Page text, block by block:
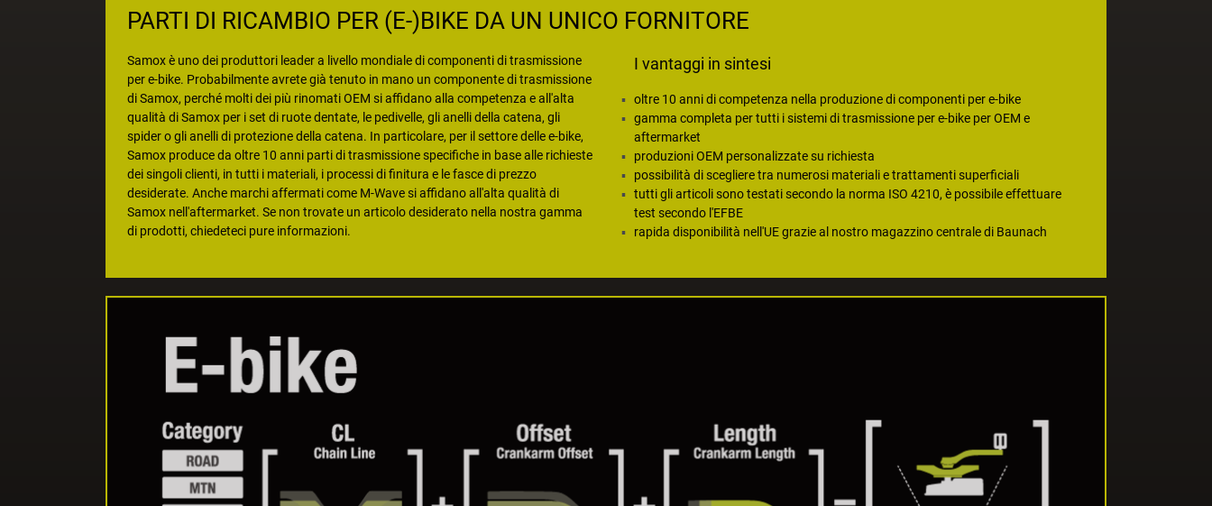
PARTI DI RICAMBIO PER (E-)BIKE DA UN UNICO FORNITORE
Samox è uno dei produttori leader a livello mondiale di componenti di trasmissione
per e-bike. Probabilmente avrete già tenuto in mano un componente di trasmissione
di Samox, perché molti dei più rinomati OEM si affidano alla competenza e all'alta
qualità di Samox per i set di ruote dentate, le pedivelle, gli anelli della catena, gli
spider o gli anelli di protezione della catena. In particolare, per il settore delle e-bike,
Samox produce da oltre 10 anni parti di trasmissione specifiche in base alle richieste
dei singoli clienti, in tutti i materiali, i processi di finitura e le fasce di prezzo
desiderate. Anche marchi affermati come M-Wave si affidano all'alta qualità di
Samox nell'aftermarket. Se non trovate un articolo desiderato nella nostra gamma
di prodotti, chiedeteci pure informazioni.
I vantaggi in sintesi
oltre 10 anni di competenza nella produzione di componenti per e-bike
gamma completa per tutti i sistemi di trasmissione per e-bike per OEM e
aftermarket
produzioni OEM personalizzate su richiesta
possibilità di scegliere tra numerosi materiali e trattamenti superficiali
tutti gli articoli sono testati secondo la norma ISO 4210, è possibile effettuare
test secondo l'EFBE
rapida disponibilità nell'UE grazie al nostro magazzino centrale di Baunach